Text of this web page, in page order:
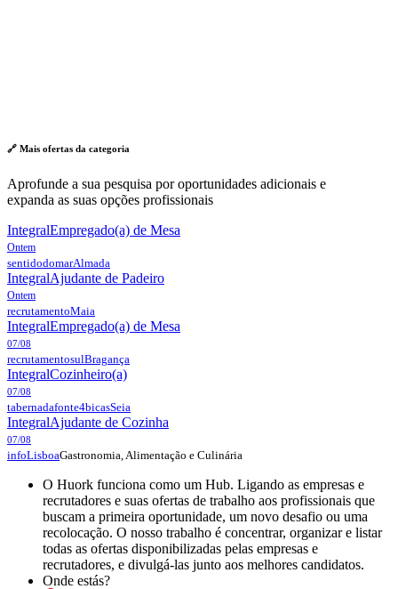
🔗 Mais ofertas da categoria
Aprofunde a sua pesquisa por oportunidades adicionais e
expanda as suas opções profissionais
IntegralEmpregado(a) de Mesa
Ontem
sentidodomarAlmada
IntegralAjudante de Padeiro
Ontem
recrutamentoMaia
IntegralEmpregado(a) de Mesa
07/08
recrutamentosulBragança
IntegralCozinheiro(a)
07/08
tabernadafonte4bicasSeia
IntegralAjudante de Cozinha
07/08
infoLisboaGastronomia, Alimentação e Culinária
O Huork funciona como um Hub. Ligando as empresas e
recrutadores e suas ofertas de trabalho aos profissionais que
buscam a primeira oportunidade, um novo desafio ou uma
recolocação. O nosso trabalho é concentrar, organizar e listar
todas as ofertas disponibilizadas pelas empresas e
recrutadores, e divulgá-las junto aos melhores candidatos.
Onde estás?